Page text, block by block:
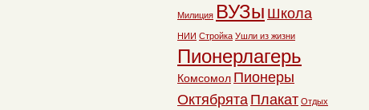
Милиция ВУЗы Школа
НИИ Стройка Ушли из жизни
Пионерлагерь
Комсомол Пионеры
Октябрята Плакат Отдых